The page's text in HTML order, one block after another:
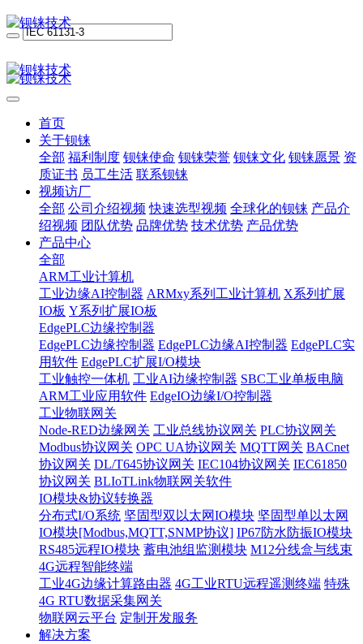
首页
关于钡铼
全部 福利制度 钡铼使命 钡铼荣誉 钡铼文化 钡铼愿景 资
质证书 员工生活 联系钡铼
视频访厂
全部 公司介绍视频 快速选型视频 全球化的钡铼 产品介
绍视频 团队优势 品牌优势 技术优势 产品优势
产品中心
全部
ARM工业计算机
工业边缘AI控制器 ARMxy系列工业计算机 X系列扩展
IO板 Y系列扩展IO板
EdgePLC边缘控制器
EdgePLC边缘控制器 EdgePLC边缘AI控制器 EdgePLC实
用软件 EdgePLC扩展I/O模块
工业触控一体机 工业AI边缘控制器 SBC工业单板电脑
ARM工业应用软件 EdgeIO边缘I/O控制器
工业物联网关
Node-RED边缘网关 工业总线协议网关 PLC协议网关
Modbus协议网关 OPC UA协议网关 MQTT网关 BACnet
协议网关 DL/T645协议网关 IEC104协议网关 IEC61850
协议网关 BLIoTLink物联网关软件
IO模块&协议转换器
分布式I/O系统 坚固型双以太网IO模块 坚固型单以太网
IO模块[Modbus,MQTT,SNMP协议] IP67防水防振IO模块
RS485远程IO模块 蓄电池组监测模块 M12分线盒与线束
4G远程智能终端
工业4G边缘计算路由器 4G工业RTU远程遥测终端 特殊
4G RTU数据采集网关
物联网云平台 定制开发服务
解决方案